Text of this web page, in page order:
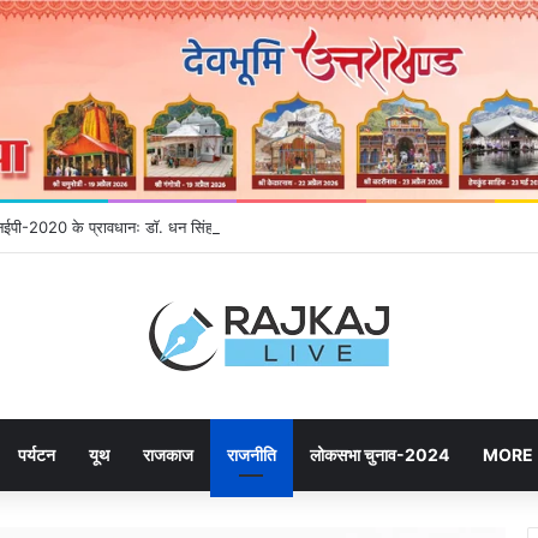
2020 के प्रावधानः डाॅ. धन सिंह रावत
पर्यटन यूथ राजकाज राजनीति लोकसभा चुनाव-2024 MORE